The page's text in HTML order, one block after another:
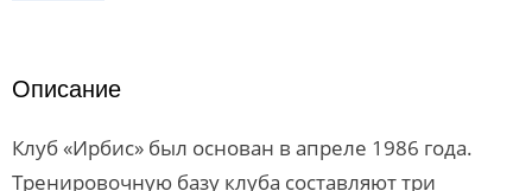
Описание
Клуб «Ирбис» был основан в апреле 1986 года.
Тренировочную базу клуба составляют три